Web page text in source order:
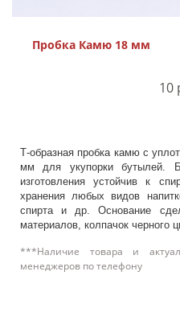
Пробка Камю 18 мм
10
Т-образная пробка камю с
мм для укупорки бутылей.
изготовления устойчив к
хранения любых видов
спирта и др. Основание
материалов, колпачок черного
***Наличие товара и
менеджеров по телефону